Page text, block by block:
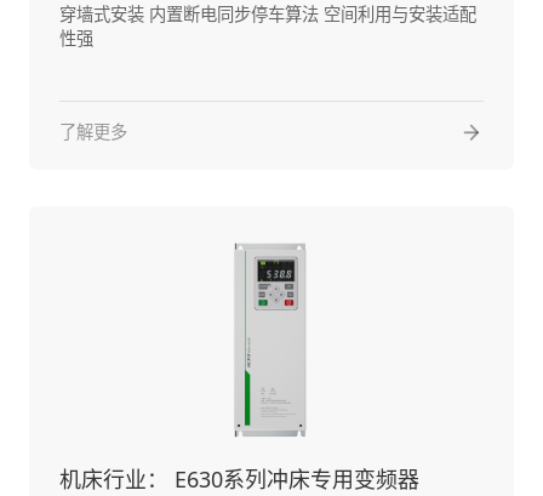
穿墙式安装 内置断电同步停车算法 空间利用与安装适配
性强
了解更多
机床行业： E630系列冲床专用变频器